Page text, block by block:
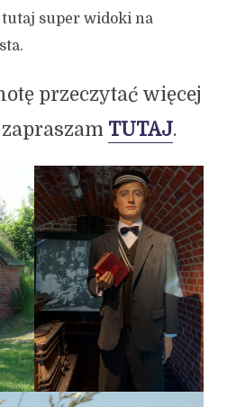
super widoki na
przeczytać więcej
TUTAJ.